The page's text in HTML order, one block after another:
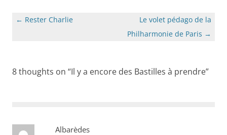
Navigation
← Rester Charlie
Le volet pédago de la
Philharmonie de Paris →
8 thoughts on “Il y a encore des Bastilles à prendre”
Albarèdes